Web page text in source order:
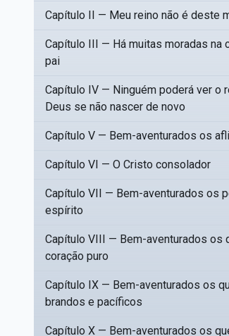
Capítulo II — Meu reino não é deste
Capítulo III — Há muitas moradas na
pai
Capítulo IV — Ninguém poderá ver o
Deus se não nascer de novo
Capítulo V — Bem-aventurados os
Capítulo VI — O Cristo consolador
Capítulo VII — Bem-aventurados os
espírito
Capítulo VIII — Bem-aventurados os
coração puro
Capítulo IX — Bem-aventurados os
brandos e pacíficos
Capítulo X — Bem-aventurados os